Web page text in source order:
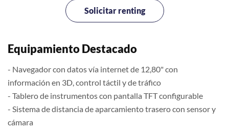
Solicitar renting
Equipamiento Destacado
- Navegador con datos vía internet de 12,80" con
información en 3D, control táctil y de tráfico
- Tablero de instrumentos con pantalla TFT configurable
- Sistema de distancia de aparcamiento trasero con sensor y
cámara